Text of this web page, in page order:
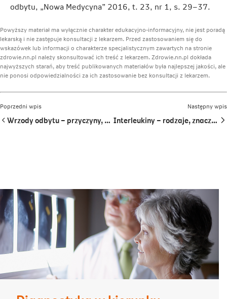
odbytu, „Nowa Medycyna” 2016, t. 23, nr 1, s. 29–37.
Powyższy materiał ma wyłącznie charakter edukacyjno-informacyjny, nie jest poradą
lekarską i nie zastępuje konsultacji z lekarzem. Przed zastosowaniem się do
wskazówek lub informacji o charakterze specjalistycznym zawartych na stronie
zdrowie.nn.pl należy skonsultować ich treść z lekarzem. Zdrowie.nn.pl dokłada
najwyższych starań, aby treść publikowanych materiałów była najlepszej jakości, ale
nie ponosi odpowiedzialności za ich zastosowanie bez konsultacji z lekarzem.
Poprzedni wpis
Wrzody odbytu – przyczyny, objawy, badania i leczenie
Następny wpis
Interleukiny – rodzaje, znaczenie i badanie